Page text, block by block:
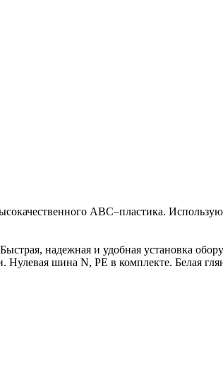
АВС–пластика.
надежная и удобная установка
шина N, PE в комплекте. Белая